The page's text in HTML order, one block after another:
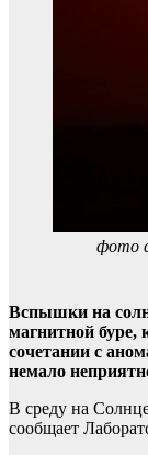
фото
Вспышки на
магнитной буре,
сочетании с
немало
В среду на
сообщает